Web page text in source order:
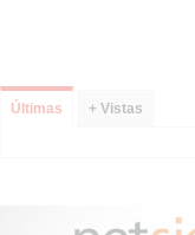
Últimas + Vistas